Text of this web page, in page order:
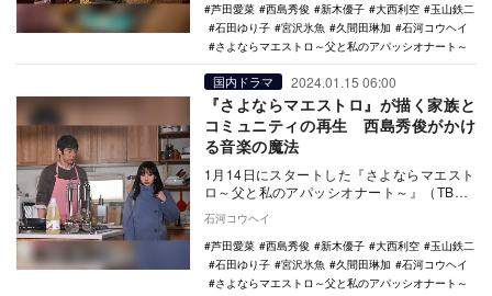
芦田愛菜
西島秀俊 新木優子 大西利空
玉山鉄二
石田ゆり子
宮沢氷魚 久間田琳加
石河コウヘイ
さよならマエストロ～父と私のアパッシオナート～
国内ドラマ 2024.01.15 06:00
『さよならマエストロ』が描く家族と
コミュニティの再生 西島秀俊がかけ
る音楽の魔法
1月14日にスタートした『さよならマエスト
ロ～父と私のアパッシオナート～』（TBS
ンパク…
石河コウヘイ
芦田愛菜
西島秀俊 新木優子 大西利空
玉山鉄二
石田ゆり子
宮沢氷魚 久間田琳加
石河コウヘイ
さよならマエストロ～父と私のアパッシオナート～